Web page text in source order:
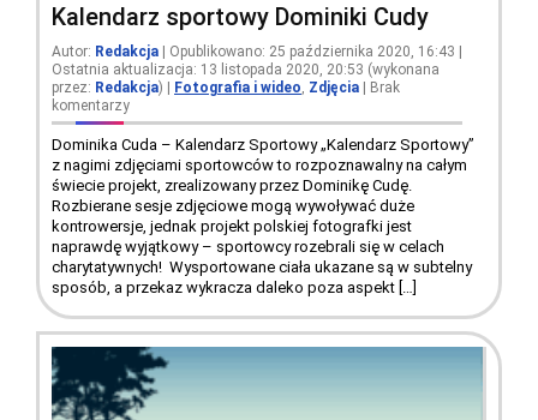
Kalendarz sportowy Dominiki Cudy
Autor: Redakcja | Opublikowano: 25 października 2020, 16:43 |
Ostatnia aktualizacja: 13 listopada 2020, 20:53 (wykonana
przez: Redakcja) | Fotografia i wideo Zdjęcia | Brak
komentarzy
Dominika Cuda – Kalendarz Sportowy „Kalendarz Sportowy”
z nagimi zdjęciami sportowców to rozpoznawalny na całym
świecie projekt, zrealizowany przez Dominikę Cudę.
Rozbierane sesje zdjęciowe mogą wywoływać duże
kontrowersje, jednak projekt polskiej fotografki jest
naprawdę wyjątkowy – sportowcy rozebrali się w celach
charytatywnych! Wysportowane ciała ukazane są w subtelny
sposób, a przekaz wykracza daleko poza aspekt […]